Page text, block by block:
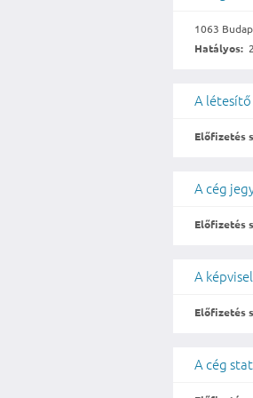
1063
Hatályos:
A
Előfizetés
A cég
Előfizetés
A
Előfizetés
A cég